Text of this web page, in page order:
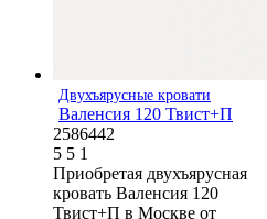
Двухъярусные кровати
Валенсия 120 Твист+П
2586442
5 5 1
Приобретая двухъярусная
кровать Валенсия 120
Твист+П в Москве от